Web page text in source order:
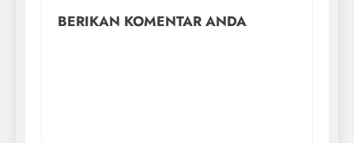
BERIKAN KOMENTAR ANDA